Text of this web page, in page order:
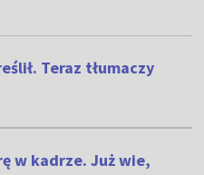
Teraz tłumaczy
w kadrze. Już wie,